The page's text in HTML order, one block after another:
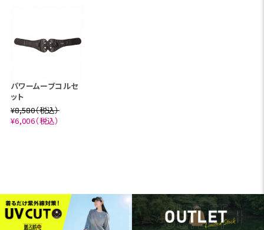
パワームーブコルセ
ット
¥8,580（税込）
¥6,006（税込）